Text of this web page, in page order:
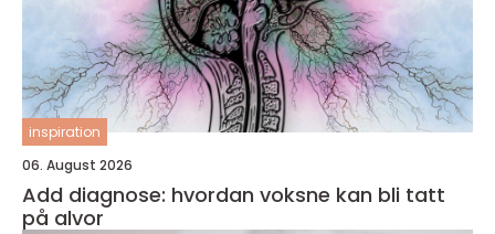
inspiration
06. August 2026
Add diagnose: hvordan voksne kan bli tatt
på alvor